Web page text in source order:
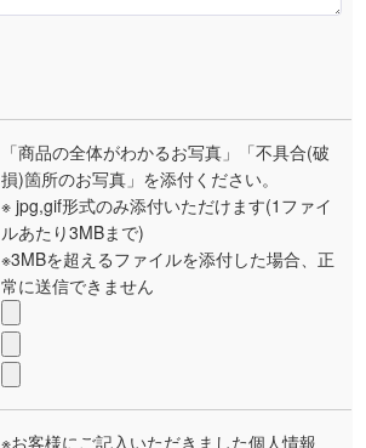
「商品の全体がわかるお写真」「不具合(破
損)箇所のお写真」を添付ください。
※ jpg,gif形式のみ添付いただけます(1ファイ
ルあたり3MBまで)
※3MBを超えるファイルを添付した場合、正
常に送信できません
※お客様にご記入いただきました個人情報